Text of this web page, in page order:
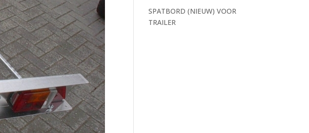
SPATBORD (NIEUW) VOOR
TRAILER